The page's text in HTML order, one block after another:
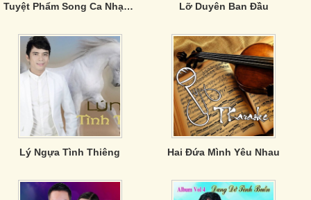
Tuyệt Phẩm Song Ca Nhạc Trữ Tình (Vol. 7) Lỡ Duyên Ban Đầu
Lý Ngựa Tình Thiêng Hai Đứa Mình Yêu Nhau